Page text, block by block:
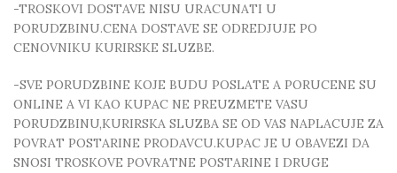
-TROSKOVI DOSTAVE NISU URACUNATI U
PORUDZBINU.CENA DOSTAVE SE ODREDJUJE PO
CENOVNIKU KURIRSKE SLUZBE.
-SVE PORUDZBINE KOJE BUDU POSLATE A PORUCENE SU
ONLINE A VI KAO KUPAC NE PREUZMETE VASU
PORUDZBINU,KURIRSKA SLUZBA SE OD VAS NAPLACUJE ZA
POVRAT POSTARINE PRODAVCU.KUPAC JE U OBAVEZI DA
SNOSI TROSKOVE POVRATNE POSTARINE I DRUGE